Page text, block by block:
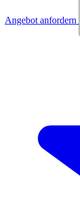
Angebot anfordern